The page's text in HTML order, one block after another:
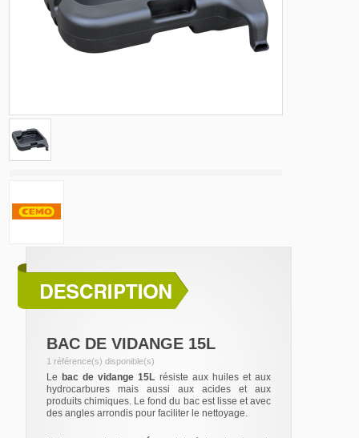
BAC DE VIDANGE 15L
1 référence(s) disponible(s)
Le bac de vidange 15L résiste aux huiles et aux
hydrocarbures mais aussi aux acides et aux
produits chimiques. Le fond du bac est lisse et avec
des angles arrondis pour faciliter le nettoyage.